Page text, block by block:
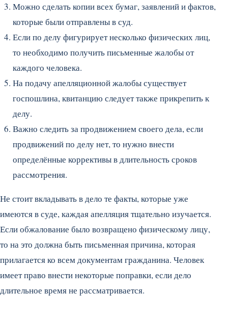
Можно сделать копии всех бумаг, заявлений и фактов,
которые были отправлены в суд.
Если по делу фигурирует несколько физических лиц,
то необходимо получить письменные жалобы от
каждого человека.
На подачу апелляционной жалобы существует
госпошлина, квитанцию следует также прикрепить к
делу.
Важно следить за продвижением своего дела, если
продвижений по делу нет, то нужно внести
определённые коррективы в длительность сроков
рассмотрения.
Не стоит вкладывать в дело те факты, которые уже
имеются в суде, каждая апелляция тщательно изучается.
Если обжалование было возвращено физическому лицу,
то на это должна быть письменная причина, которая
прилагается ко всем документам гражданина. Человек
имеет право внести некоторые поправки, если дело
длительное время не рассматривается.